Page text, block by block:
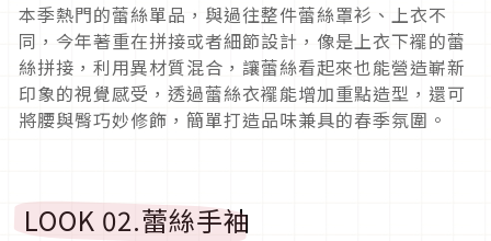
本季熱門的蕾絲單品，與過往整件蕾絲罩衫、上衣不
同，今年著重在拼接或者細節設計，像是上衣下襬的蕾
絲拼接，利用異材質混合，讓蕾絲看起來也能營造嶄新
印象的視覺感受，透過蕾絲衣襬能增加重點造型，還可
將腰與臀巧妙修飾，簡單打造品味兼具的春季氛圍。
LOOK 02.蕾絲手袖